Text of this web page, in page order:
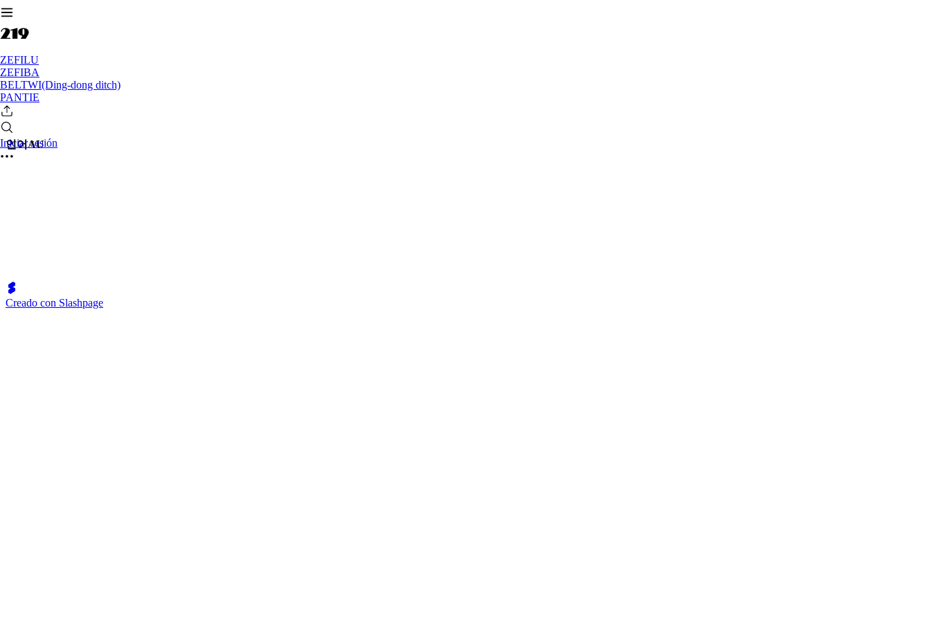
ZEFILU
ZEFIBA
BELTWI(Ding-dong ditch)
PANTIE
Iniciar sesión
인어AU
Creado con Slashpage